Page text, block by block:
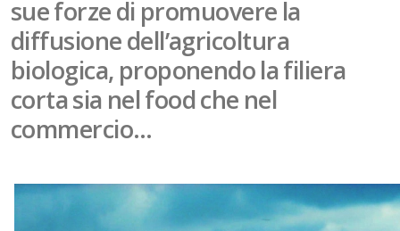
sue forze di promuovere la
diffusione dell’agricoltura
biologica, proponendo la filiera
corta sia nel food che nel
commercio…